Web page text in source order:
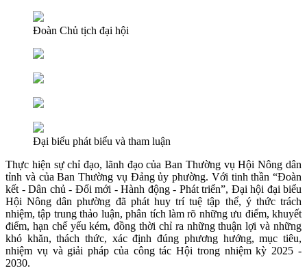
Đoàn Chủ tịch đại hội
Đại biểu phát biểu và tham luận
Thực hiện sự chỉ đạo, lãnh đạo của Ban Thường vụ Hội Nông dân
tỉnh và của Ban Thường vụ Đảng ủy phường. Với tinh thần “Đoàn
kết - Dân chủ - Đổi mới - Hành động - Phát triển”, Đại hội đại biểu
Hội Nông dân phường đã phát huy trí tuệ tập thể, ý thức trách
nhiệm, tập trung thảo luận, phân tích làm rõ những ưu điểm, khuyết
điểm, hạn chế yếu kém, đồng thời chỉ ra những thuận lợi và những
khó khăn, thách thức, xác định đúng phương hướng, mục tiêu,
nhiệm vụ và giải pháp của công tác Hội trong nhiệm kỳ 2025 -
2030.